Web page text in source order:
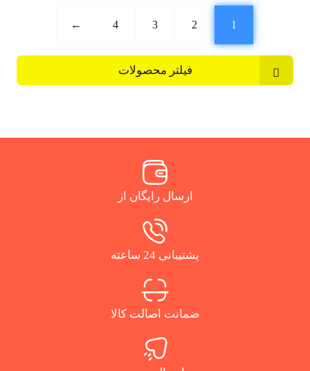
1
2
3
4
←
فیلتر محصولات
ارسال رایگان از
پشتیبانی 24 ساعته
ضمانت اصالت کالا